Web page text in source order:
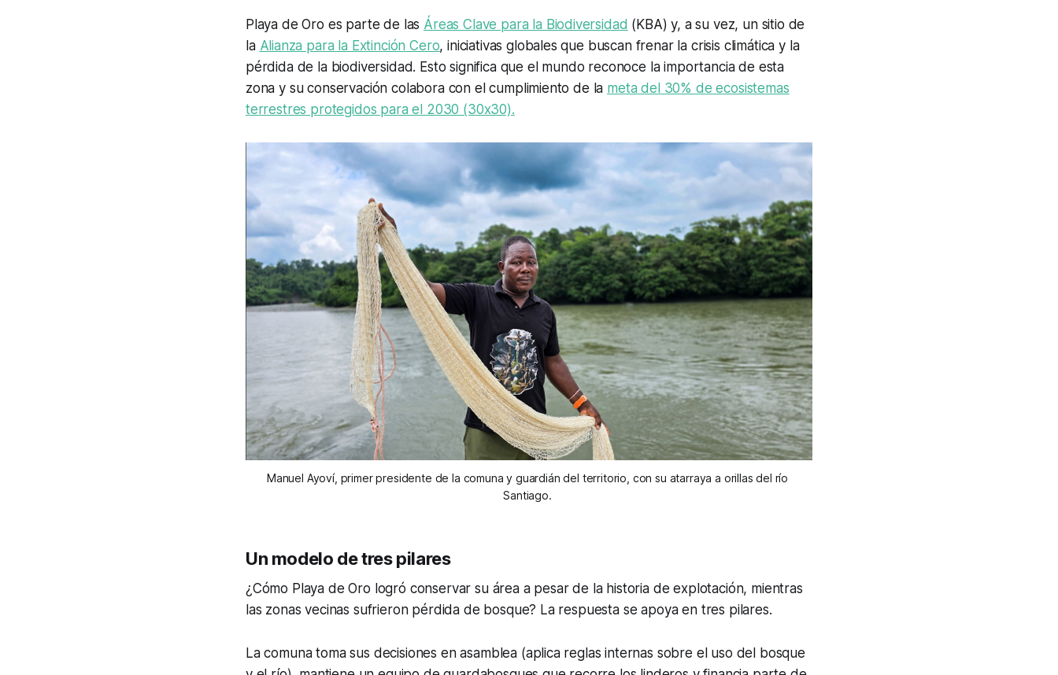
Playa de Oro es parte de las Áreas Clave para la Biodiversidad (KBA) y, a su vez, un sitio de
la Alianza para la Extinción Cero, iniciativas globales que buscan frenar la crisis climática y la
pérdida de la biodiversidad. Esto significa que el mundo reconoce la importancia de esta
zona y su conservación colabora con el cumplimiento de la meta del 30% de ecosistemas
terrestres protegidos para el 2030 (30x30).
Manuel Ayoví, primer presidente de la comuna y guardián del territorio, con su atarraya a orillas del río
Santiago.
Un modelo de tres pilares
¿Cómo Playa de Oro logró conservar su área a pesar de la historia de explotación, mientras
las zonas vecinas sufrieron pérdida de bosque? La respuesta se apoya en tres pilares.
La comuna toma sus decisiones en asamblea (aplica reglas internas sobre el uso del bosque